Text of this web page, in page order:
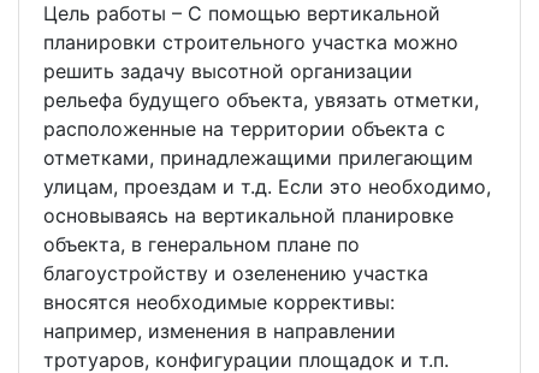
Цель работы – С помощью вертикальной
планировки строительного участка можно
решить задачу высотной организации
рельефа будущего объекта, увязать отметки,
расположенные на территории объекта с
отметками, принадлежащими прилегающим
улицам, проездам и т.д. Если это необходимо,
основываясь на вертикальной планировке
объекта, в генеральном плане по
благоустройству и озеленению участка
вносятся необходимые коррективы:
например, изменения в направлении
тротуаров, конфигурации площадок и т.п.